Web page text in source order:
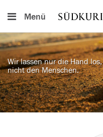
Menü
Wir lassen nur die Hand los,
nicht den Menschen.